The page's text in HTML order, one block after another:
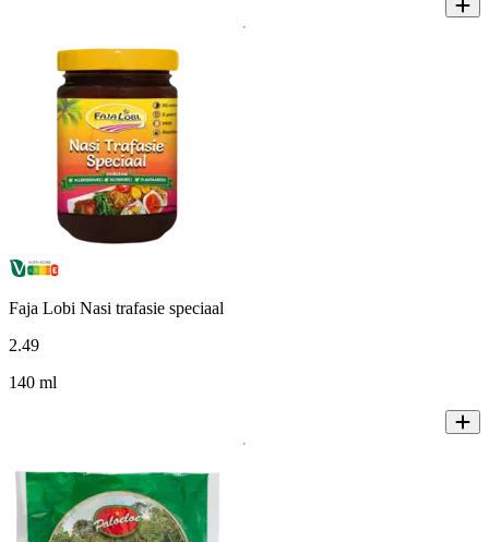
Faja Lobi Nasi trafasie speciaal
2.49
140 ml